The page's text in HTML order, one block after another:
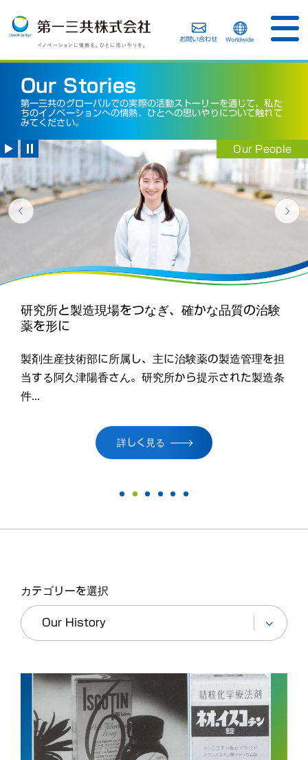
Our Stories
第一三共のグローバルでの実際の活動ストーリーを通じて、私た
ちのイノベーションへの情熱、ひとへの思いやりについて触れて
みてください。
Our History
栄養や手軽さにも配慮した食品。三共株式会社
の「ホットケーキミックス」「アイスクリーム
第一三共の前身のひとつ、三共株式会社（以下、三
共）。匿名合資会社から株式会社に組織変更した10
詳しく見る
カテゴリーを選択